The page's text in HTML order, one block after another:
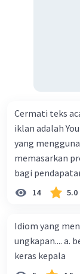
limpahan
Cermati teks acak berikut. (1)
iklan adalah
yang
memasarkan produknya. (3)
bagi pendapatan
suatu produk
perusahaan kepada
menjadi teks
(4)-(5) B. (2)-(1)-(3)-(4)-(5) C. (3)-(1)-(2)-(5)-(4) D. (3)-(5)-
14 5.0
Idiom yang
ungkapan.... a. besar kepala b. besar mulut c. tinggi hati d.
keras kepala